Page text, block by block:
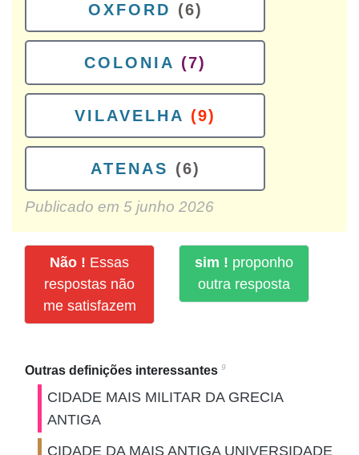
OXFORD (6)
COLONIA (7)
VILAVELHA (9)
ATENAS (6)
Publicado em 5 junho 2026
Não ! Essas
respostas não
me satisfazem
sim ! proponho
outra resposta
Outras definições interessantes 9
CIDADE MAIS MILITAR DA GRECIA
ANTIGA
CIDADE DA MAIS ANTIGA UNIVERSIDADE